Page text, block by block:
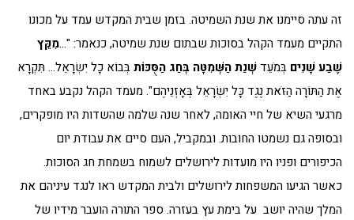
זה עתה סיימנו את שנת השמיטה. בזמן שבית המקדש עמד על מכונו
התקיים מעמד הקהל בסוכות שבתום שנת שמיטה, כנאמר: "…מִקֵּץ
שֶׁבַע שָׁנִים בְּמֹעֵד שְׁנַת הַשְּׁמִטָּה בְּחַג הַסֻּכּוֹתבְּבוֹא כָל יִשְׂרָאֵל… תִּקְרָא
אֶת הַתּוֹרָה הַזֹּאת נֶגֶד כָּל יִשְׂרָאֵל בְּאָזְנֵיהֶם". מעמד הקהל נקבע באחד
מרגעי השיא של חיי האומה, לאחר שנה שלמה שהשדות היו מופקרים,
ובסופה גם נשמטו החובות. ובמקביל, העם סיים את עבודת יום
הכיפורים ופניו היו מועדות לירושלים לשמוח בשמחת חג הסוכות.
כאשר הגיעו המשפחות לירושלים ולבית המקדש ראו לנגד עיניהם את
המלך שהיה יושב על בימת עץ בעזרה. ספר התורה הועבר מידיו של